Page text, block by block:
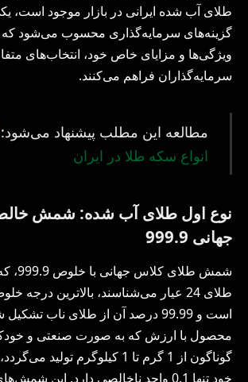
طلای آب شده ایرانی در بازار موجود است،
گزینه‌های سرمایه‌گذاری محسوب می‌شود که
ویژگی‌ها و مزایای خاص خود، انتخاب‌های
سرمایه‌گذاران فراهم می‌کنند.
مطالعه این مطلب پیشنهاد
انواع سکه طلا در ایران
نوع اول طلای آب شده: شمش
جهانی 999.9
شمش
طلای 24 عیار می‌شناسند، بالاترین درجه
است و 99.99 درصد آن از طلای ناب
محصول با ارزش که به صورت صنعتی و
خود تنها 0.1 واحد ناخالصی دارد. این